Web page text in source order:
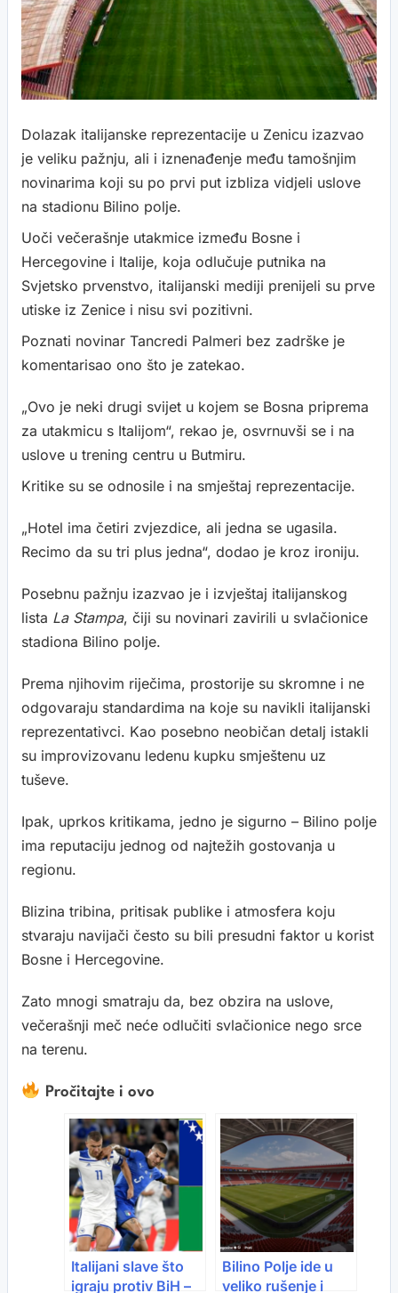
Dolazak italijanske reprezentacije u Zenicu izazvao
je veliku pažnju, ali i iznenađenje među tamošnjim
novinarima koji su po prvi put izbliza vidjeli uslove
na stadionu Bilino polje.
Uoči večerašnje utakmice između Bosne i
Hercegovine i Italije, koja odlučuje putnika na
Svjetsko prvenstvo, italijanski mediji prenijeli su prve
utiske iz Zenice i nisu svi pozitivni.
Poznati novinar Tancredi Palmeri bez zadrške je
komentarisao ono što je zatekao.
„Ovo je neki drugi svijet u kojem se Bosna priprema
za utakmicu s Italijom“, rekao je, osvrnuvši se i na
uslove u trening centru u Butmiru.
Kritike su se odnosile i na smještaj reprezentacije.
„Hotel ima četiri zvjezdice, ali jedna se ugasila.
Recimo da su tri plus jedna“, dodao je kroz ironiju.
Posebnu pažnju izazvao je i izvještaj italijanskog
lista La Stampa, čiji su novinari zavirili u svlačionice
stadiona Bilino polje.
Prema njihovim riječima, prostorije su skromne i ne
odgovaraju standardima na koje su navikli italijanski
reprezentativci. Kao posebno neobičan detalj istakli
su improvizovanu ledenu kupku smještenu uz
tuševe.
Ipak, uprkos kritikama, jedno je sigurno – Bilino polje
ima reputaciju jednog od najtežih gostovanja u
regionu.
Blizina tribina, pritisak publike i atmosfera koju
stvaraju navijači često su bili presudni faktor u korist
Bosne i Hercegovine.
Zato mnogi smatraju da, bez obzira na uslove,
večerašnji meč neće odlučiti svlačionice nego srce
na terenu.
Pročitajte i ovo
Italijani slave što
igraju protiv BiH –
Bilino Polje ide u
veliko rušenje i